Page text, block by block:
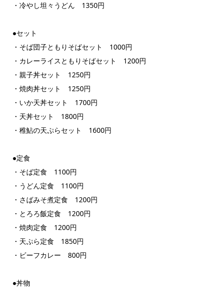
・冷やし坦々うどん 1350円
●セット
・そば団子ともりそばセット 1000円
・カレーライスともりそばセット 1200円
・親子丼セット 1250円
・焼肉丼セット 1250円
・いか天丼セット 1700円
・天丼セット 1800円
・稚鮎の天ぷらセット 1600円
●定食
・そば定食 1100円
・うどん定食 1100円
・さばみそ煮定食 1200円
・とろろ飯定食 1200円
・焼肉定食 1200円
・天ぷら定食 1850円
・ビーフカレー 800円
●丼物